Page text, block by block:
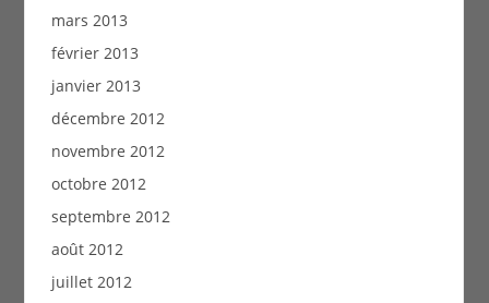
mars 2013
février 2013
janvier 2013
décembre 2012
novembre 2012
octobre 2012
septembre 2012
août 2012
juillet 2012